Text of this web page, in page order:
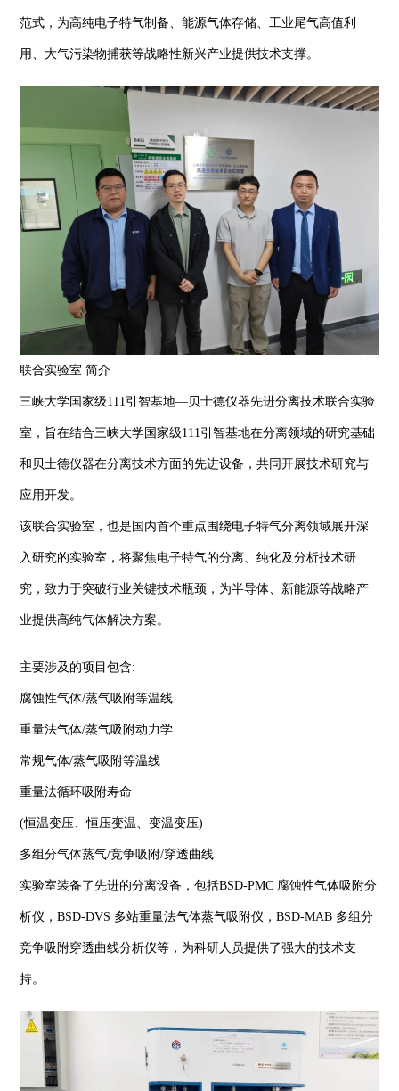
范式，为高纯电子特气制备、能源气体存储、工业尾气高值利
用、大气污染物捕获等战略性新兴产业提供技术支撑。
联合实验室 简介
三峡大学国家级111引智基地—贝士德仪器先进分离技术联合实验
室，旨在结合三峡大学国家级111引智基地在分离领域的研究基础
和贝士德仪器在分离技术方面的先进设备，共同开展技术研究与
应用开发。
该联合实验室，也是国内首个重点围绕电子特气分离领域展开深
入研究的实验室，将聚焦电子特气的分离、纯化及分析技术研
究，致力于突破行业关键技术瓶颈，为半导体、新能源等战略产
业提供高纯气体解决方案。
主要涉及的项目包含:
腐蚀性气体/蒸气吸附等温线
重量法气体/蒸气吸附动力学
常规气体/蒸气吸附等温线
重量法循环吸附寿命
(恒温变压、恒压变温、变温变压)
多组分气体蒸气/竞争吸附/穿透曲线
实验室装备了先进的分离设备，包括BSD-PMC 腐蚀性气体吸附分
析仪，BSD-DVS 多站重量法气体蒸气吸附仪，BSD-MAB 多组分
竞争吸附穿透曲线分析仪等，为科研人员提供了强大的技术支
持。